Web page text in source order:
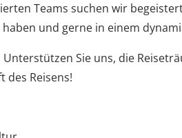
Teams suchen wir
und gerne in einem
Unterstützen Sie uns, die
des Reisens!